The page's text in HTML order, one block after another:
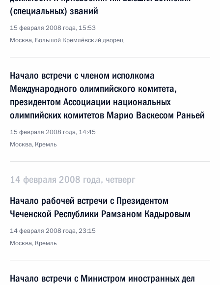
(специальных) званий
15 февраля 2008 года, 15:53
Москва, Большой Кремлёвский дворец
Начало встречи с членом исполкома
Международного олимпийского комитета,
президентом Ассоциации национальных
олимпийских комитетов Марио Васкесом Раньей
15 февраля 2008 года, 14:45
Москва, Кремль
14 февраля 2008 года, четверг
Начало рабочей встречи с Президентом
Чеченской Республики Рамзаном Кадыровым
14 февраля 2008 года, 23:15
Москва, Кремль
Начало встречи с Министром иностранных дел